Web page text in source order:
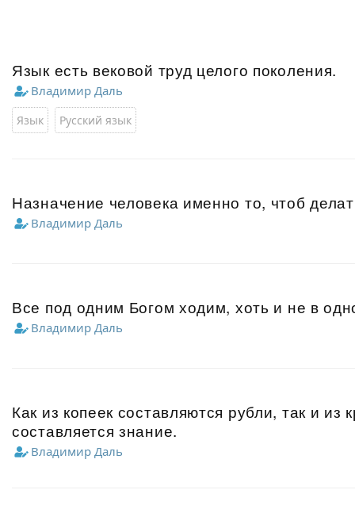
Язык есть вековой труд целого поколения.
Владимир Даль
Язык Русский язык
Назначение человека именно то, чтоб
Владимир Даль
Все под одним Богом ходим, хоть и не в
Владимир Даль
Как из копеек составляются рубли, так и из
составляется знание.
Владимир Даль